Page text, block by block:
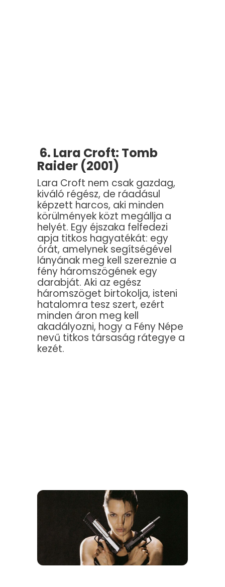
6. Lara Croft: Tomb
Raider (2001)
Lara Croft nem csak gazdag,
kiváló régész, de ráadásul
képzett harcos, aki minden
körülmények közt megállja a
helyét. Egy éjszaka felfedezi
apja titkos hagyatékát: egy
órát, amelynek segítségével
lányának meg kell szereznie a
fény háromszögének egy
darabját. Aki az egész
háromszöget birtokolja, isteni
hatalomra tesz szert, ezért
minden áron meg kell
akadályozni, hogy a Fény Népe
nevű titkos társaság rátegye a
kezét.